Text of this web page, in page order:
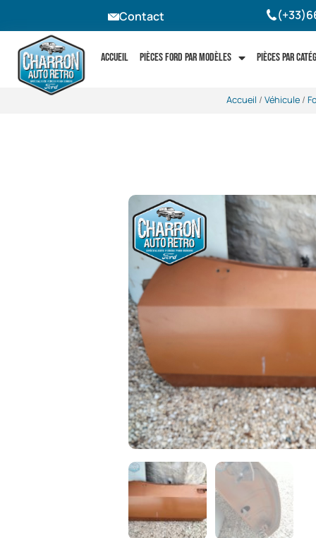
Contact
Accueil Pièces Ford par modèles Pièces par
Accueil / Véhicule/